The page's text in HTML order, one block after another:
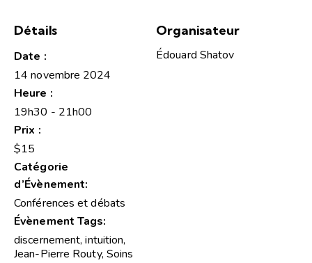
Détails
Date :
14 novembre 2024
Heure :
19h30 - 21h00
Prix :
$15
Catégorie
d’Évènement:
Conférences et débats
Évènement Tags:
discernement,intuition,
Jean-Pierre Routy, Soins
Organisateur
Édouard Shatov